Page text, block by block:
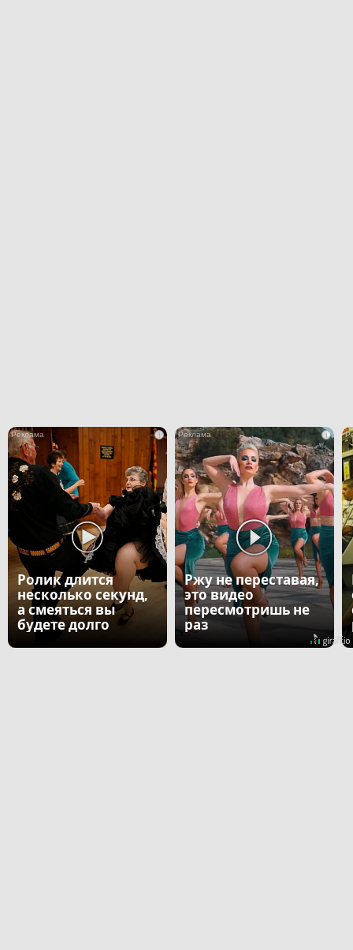
i
Ролик длится
несколько секунд,
а смеяться вы
будете долго
i
Ржу не переставая,
это видео
пересмотришь не
раз